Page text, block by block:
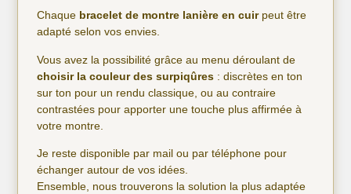
Chaque bracelet de montre lanière en cuirpeut être
adapté selon vos envies.
Vous avez la possibilité grâce au menu déroulant de
choisir la couleur des surpiqûres : discrètes en ton
sur ton pour un rendu classique, ou au contraire
contrastées pour apporter une touche plus affirmée à
votre montre.
Je reste disponible par mail ou par téléphone pour
échanger autour de vos idées.
Ensemble, nous trouverons la solution la plus adaptée